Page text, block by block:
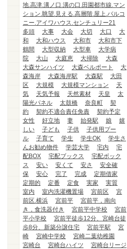
地.高津.溝ノ口.溝の口.田園都市線.マン
ション.眺望.見える.高層階.屋上.バルコ
ニー.アイワハウス.センチュリー21
多頭
大事 大会 大切 大口
大
和
大和ハウス 大和市
大和市下
鶴間
大型収納 大型車
大学病
院
大山 大庭恵 大掃除
大森
大森サンハイツ
大森ベルポート
大
森海岸
大森海岸駅 大森駅
大田
区
大規模 大規模マンション
天
気
天気予報 天然素材 天皇
太
陽光パネル
太鼓橋 奈良町
契
約
契約不適合責任免責
契約予定
女性
好立地 妻 始発駅 娘
嬉
しい
子ども 子供
子供用プー
ル
子育て 学生 学生OK
学生さ
んお勧め物件
学芸大学 宅内
宅
配BOX
宅配ブックス
宅配ボック
ス
安い 安くて 安さ
安全確
保
安心 完了 完成
定期借家
定期的
定番 定食 実家
実質
室内
室内洗濯機置場 宮前区
宮
前区.横浜
宮前平
宮前平，南向
き，食洗器付き
宮前平中学校
宮前
平小学校
宮前平徒歩12分、宮崎台徒
歩8分、新築分譲住宅
宮前平駅
宮
崎
宮崎中学校
宮崎二葉幼稚園
宮崎台
宮崎台ハイツ
宮崎台リージ